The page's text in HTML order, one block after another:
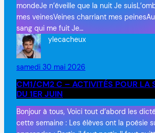
mondeJe n’éveille que la nuit Je
mes veinesVeines charriant mes
sang qui me fuit Je…
ylecacheux
samedi 30 mai 2026
CM1/CM2 C – ACTIVITÉS POUR LA
DU 1ER JUIN
Bonjour à tous, Voici tout d’abord les
cette semaine : Les élèves ont la poésie